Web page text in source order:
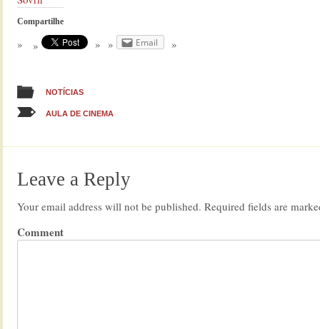
Compartilhe
Email
NOTÍCIAS
AULA DE CINEMA
Leave a Reply
Your email address will not be published. Required fields are
Comment